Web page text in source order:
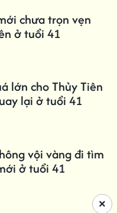
chưa trọn vẹn
ở tuổi 41
lớn cho Thủy Tiên
lại ở tuổi 41
vội vàng đi tìm
ở tuổi 41
×